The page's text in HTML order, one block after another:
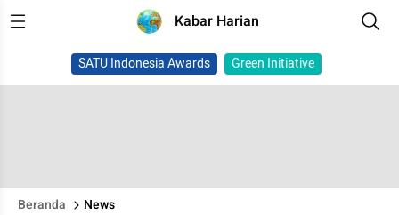
Kabar Harian
SATU Indonesia Awards Green Initiative
Beranda News